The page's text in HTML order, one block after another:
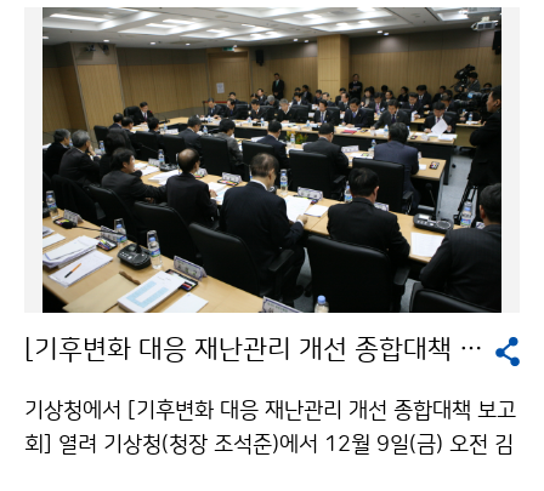
출처표시-상업적이용금지 조건에 따라 이용 할 수 있습니
다.
23㎜)과 비슷하겠음 ○ (12월 하순) 찬 대륙고기압의 영
향을 한두 번 받아 추운 날이 있어 기온의 변동폭이 크겠
으나 기온은 평년과 비슷하겠음. 기압골의 영향으로 남부
지방에 비가 오겠으며, 지형적인 영향으로 강원 산간지방
에는 많은 눈이 내려 강수량은 평년보다 많겠음. 12월 하
순 1월 상순 1월 중순 ○ (1월 상순) 대륙고기압과 이동
성 고기압의 영향을 받아 기온은 평년보다 높겠음. 기압골
의 영향으로 전국적으로 비 또는 눈이 오겠고, 내륙 산간
에는 많은 눈이 내려 강수량은 평년보다 많겠음. ○ (1월
온은 평년과 비슷하겠음. 대륙고기압이 확장할 때 서해안
비슷하겠음. &nbs
[기후변화 대응 재난관리 개선 종합대책 보고회] 열려
기상청에서 [기후변화 대응 재난관리 개선 종합대책 보고
회] 열려 기상청(청장 조석준)에서 12월 9일(금) 오전 김